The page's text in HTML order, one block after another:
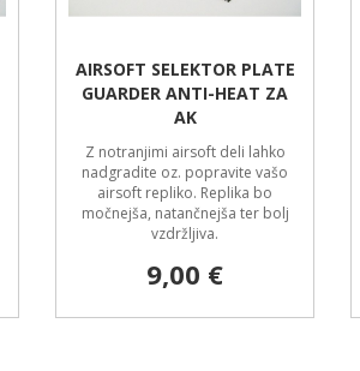
AIRSOFT SELEKTOR PLATE
GUARDER ANTI-HEAT ZA
AK
Z notranjimi airsoft deli lahko
nadgradite oz. popravite vašo
airsoft repliko. Replika bo
močnejša, natančnejša ter bolj
vzdržljiva.
9,00 €